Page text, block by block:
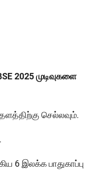
2025 முடிவுகளை
செல்லவும்.
6 இலக்க பாதுகாப்பு